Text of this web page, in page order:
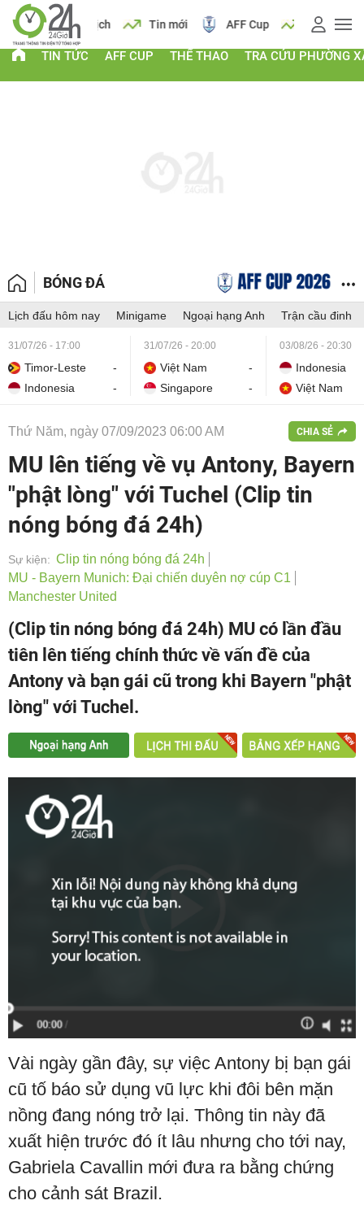
Lịch Tin mới AFF Cup Giá vàng
TIN TỨC AFF CUP THỂ THAO TRA CỨU PHƯỜNG
BÓNG ĐÁ
Lịch đấu hôm nay Minigame Ngoại hạng Anh Trận cầu đinh
31/07/26 - 17:00
Timor-Leste
-
Indonesia
-
31/07/26 - 20:00
Việt Nam
-
Singapore
-
03/08/26 - 20:30
Indonesia
Việt Nam
Thứ Năm, ngày 07/09/2023 06:00 AM CHIA SẺ
MU lên tiếng về vụ Antony, Bayern
"phật lòng" với Tuchel (Clip tin
nóng bóng đá 24h)
Sự kiện: Clip tin nóng bóng đá 24h
MU - Bayern Munich: Đại chiến duyên nợ cúp C1
Manchester United
(Clip tin nóng bóng đá 24h) MU có lần đầu
tiên lên tiếng chính thức về vấn đề của
Antony và bạn gái cũ trong khi Bayern "phật
lòng" với Tuchel.
Vài ngày gần đây, sự việc Antony bị bạn gái
cũ tố báo sử dụng vũ lực khi đôi bên mặn
nồng đang nóng trở lại. Thông tin này đã
xuất hiện trước đó ít lâu nhưng cho tới nay,
Gabriela Cavallin mới đưa ra bằng chứng
cho cảnh sát Brazil.